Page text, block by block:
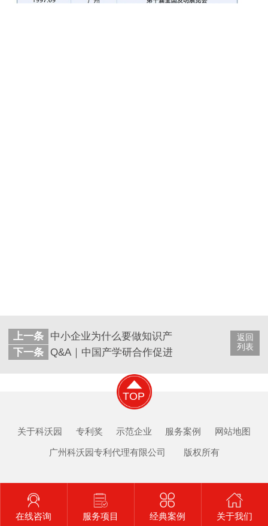
返回
列表
上一条
中小企业为什么要做知识产权贯标体系认证？
下一条 Q&A｜中国产学研合作促进会科技创新奖申报常
TOP
关于科沃园 专利奖 示范企业 服务案例 网站地图
广州科沃园专利代理有限公司 版权所有
在线咨询 服务项目 经典案例 关于我们